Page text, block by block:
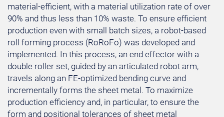
material-efficient, with a material utilization rate of over
90% and thus less than 10% waste. To ensure efficient
production even with small batch sizes, a robot-based
roll forming process (RoRoFo) was developed and
implemented. In this process, an end effector with a
double roller set, guided by an articulated robot arm,
travels along an FE-optimized bending curve and
incrementally forms the sheet metal. To maximize
production efficiency and, in particular, to ensure the
form and positional tolerances of sheet metal